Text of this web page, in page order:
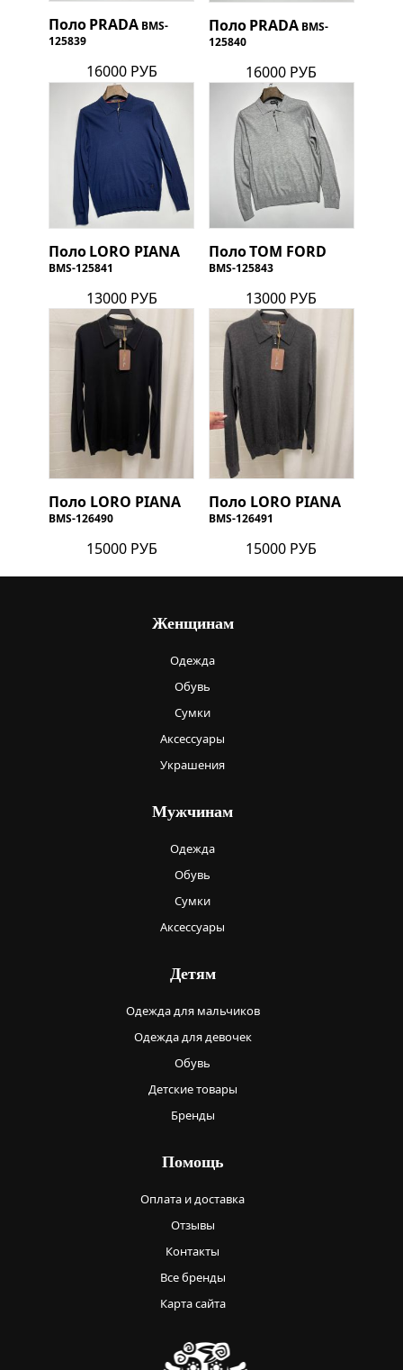
ПолоPRADA BMS-
125839
16000 РУБ
Поло PRADA BMS-
125840
16000 РУБ
ПолоLORO PIANA
BMS-125841
13000 РУБ
ПолоTOM FORD
BMS-125843
13000 РУБ
Поло LORO PIANA
BMS-126490
15000 РУБ
Поло LORO PIANA
BMS-126491
15000 РУБ
Женщинам
Одежда
Обувь
Сумки
Аксессуары
Украшения
Мужчинам
Одежда
Обувь
Сумки
Аксессуары
Детям
Одежда для мальчиков
Одежда для девочек
Обувь
Детские товары
Бренды
Помощь
Оплата и доставка
Отзывы
Контакты
Все бренды
Карта сайта